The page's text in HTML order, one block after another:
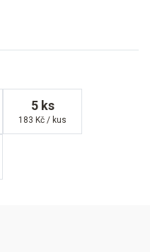
5 ks
183 Kč / kus